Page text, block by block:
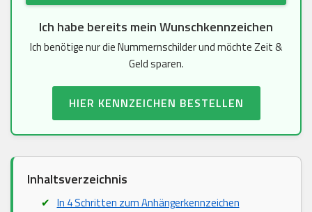
Ich habe bereits mein Wunschkennzeichen
Ich benötige nur die Nummernschilder und möchte Zeit &
Geld sparen.
HIER KENNZEICHEN BESTELLEN
Inhaltsverzeichnis
In 4 Schritten zum Anhängerkennzeichen